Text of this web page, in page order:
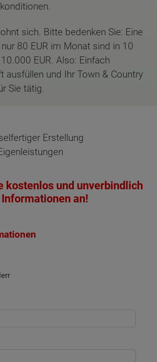
sich. Bitte bedenken Sie: Eine
80 EUR im Monat sind in 10
EUR. Also: Einfach
ausfüllen und Ihr Town & Country
Sie tätig.
Erstellung
kostenlos und unverbindlich
Informationen an!